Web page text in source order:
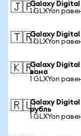
🇯🇵Galaxy Digital
1 GLXYon
🇹🇷Galaxy Digital
1 GLXYon
🇰🇷Galaxy Digital
вона
1 GLXYon
🇷🇺Galaxy Digital
рубль
1 GLXYon